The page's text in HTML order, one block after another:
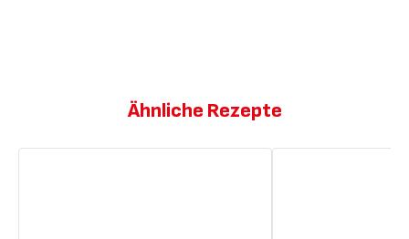
Ähnliche Rezepte